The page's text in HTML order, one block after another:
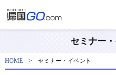
セミナー
HOME > セミナー・イベント